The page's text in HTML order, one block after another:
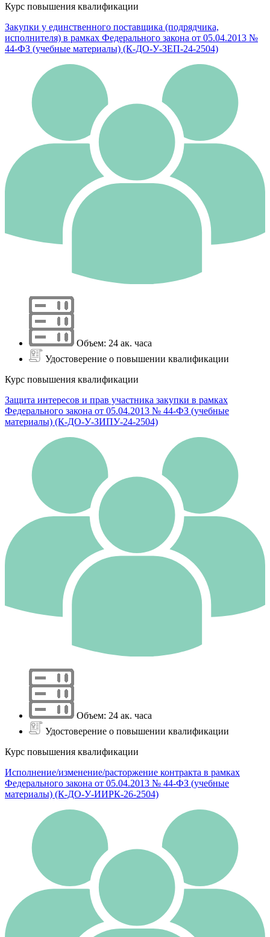
Курс повышения квалификации
Закупки у единственного поставщика (подрядчика,
исполнителя) в рамках Федерального закона от 05.04.2013 №
44-ФЗ (учебные материалы) (К-ДО-У-ЗЕП-24-2504)
Объем: 24 ак. часа
Удостоверение о повышении квалификации
Курс повышения квалификации
Защита интересов и прав участника закупки в рамках
Федерального закона от 05.04.2013 № 44-ФЗ (учебные
материалы) (К-ДО-У-ЗИПУ-24-2504)
Объем: 24 ак. часа
Удостоверение о повышении квалификации
Курс повышения квалификации
Исполнение/изменение/расторжение контракта в рамках
Федерального закона от 05.04.2013 № 44-ФЗ (учебные
материалы) (К-ДО-У-ИИРК-26-2504)